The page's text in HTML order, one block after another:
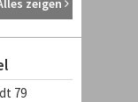
zeigen
79